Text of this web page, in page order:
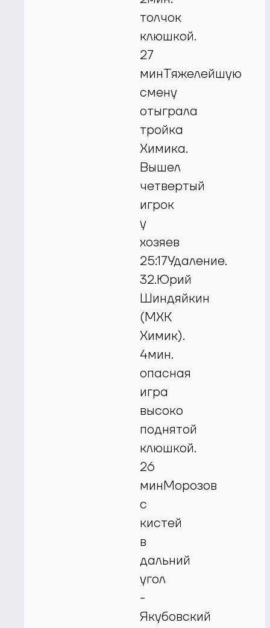
толчок
клюшкой.
27
минТяжелейшую
смену
отыграла
тройка
Химика.
Вышел
четвертый
игрок
у
хозяев
25:17Удаление.
32.Юрий
Шиндяйкин
(МХК
Химик).
4мин.
опасная
игра
высоко
поднятой
клюшкой.
26
минМорозов
с
кистей
в
дальний
угол
-
Якубовский